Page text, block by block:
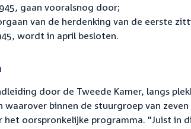
gaan vooralsnog door;
van de herdenking van de eerste
wordt in april besloten.
door de Tweede Kamer, langs
binnen de stuurgroep van
oorspronkelijke programma. "Juist in